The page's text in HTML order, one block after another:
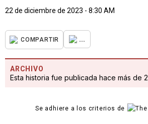
22 de diciembre de 2023 - 8:30 AM
COMPARTIR ...
ARCHIVO
Esta historia fue publicada hace más de
Se adhiere a los criterios de